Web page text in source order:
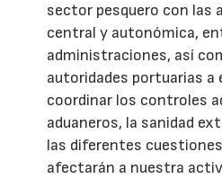
sector pesquero con las
central y autonómica,
administraciones, así
autoridades portuarias a
coordinar los controles
aduaneros, la sanidad
las diferentes
afectarán a nuestra